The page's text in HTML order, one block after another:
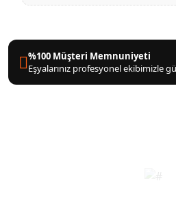
%100 Müşteri Memnuniyeti
Eşyalarınız profesyonel ekibimizle